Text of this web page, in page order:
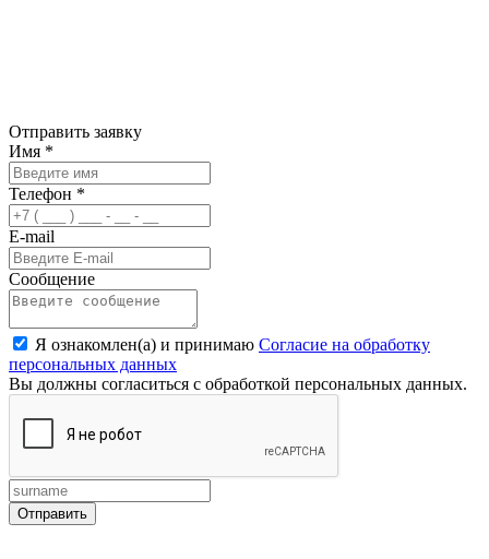
Отправить заявку
Имя *
Телефон *
E-mail
Сообщение
Я ознакомлен(а) и принимаю Согласие на обработку
персональных данных
Вы должны согласиться с обработкой персональных данных.